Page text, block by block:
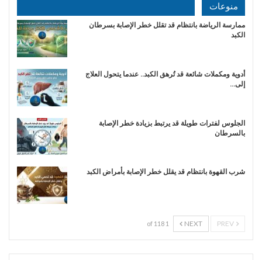
منوعات
ممارسة الرياضة بانتظام قد تقلل خطر الإصابة بسرطان
الكبد
أدوية ومكملات شائعة قد تُرهق الكبد.. عندما يتحول العلاج
إلى…
الجلوس لفترات طويلة قد يرتبط بزيادة خطر الإصابة
بالسرطان
شرب القهوة بانتظام قد يقلل خطر الإصابة بأمراض الكبد
NEXT
1 of 118